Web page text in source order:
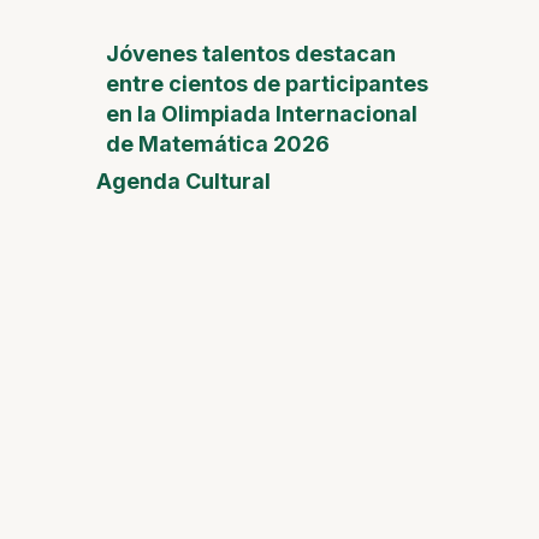
Jóvenes talentos destacan
entre cientos de participantes
en la Olimpiada Internacional
de Matemática 2026
Agenda Cultural